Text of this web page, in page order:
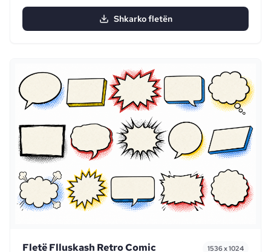
Shkarko fletën
Fletë Flluskash Retro Comic 1536 x 1024